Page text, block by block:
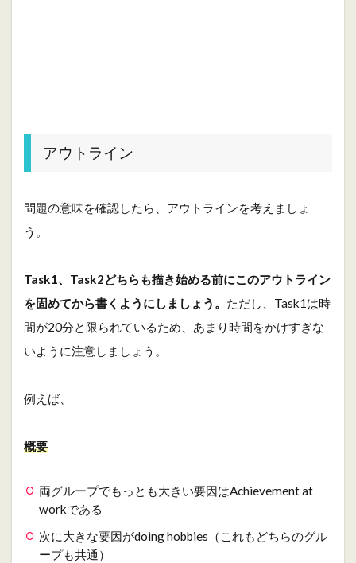
アウトライン
問題の意味を確認したら、アウトラインを考えましょ
う。
Task1、Task2どちらも描き始める前にこのアウトライン
を固めてから書くようにしましょう。 ただし、Task1は時
間が20分と限られているため、あまり時間をかけすぎな
いように注意しましょう。
例えば、
概要
両グループでもっとも大きい要因はAchievement at
workである
次に大きな要因がdoing hobbies（これもどちらのグル
ープも共通）